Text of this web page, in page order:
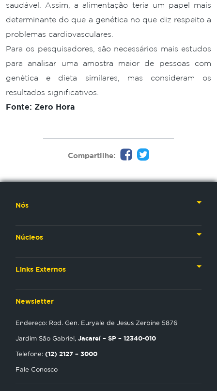
saudável. Assim, a alimentação teria um papel mais
determinante do que a genética no que diz respeito a
problemas cardiovasculares.
Para os pesquisadores, são necessários mais estudos
para analisar uma amostra maior de pessoas com
genética e dieta similares, mas consideram os
resultados significativos.
Fonte: Zero Hora
Compartilhe:
Nós
Núcleos
Links Externos
Encontre uma Igreja
Newsletter
Endereço: Rod. Gen. Euryale de Jesus Zerbine 5876
Jardim São Gabriel, Jacareí – SP – 12340-010
Telefone: (12) 2127 – 3000
Fale Conosco